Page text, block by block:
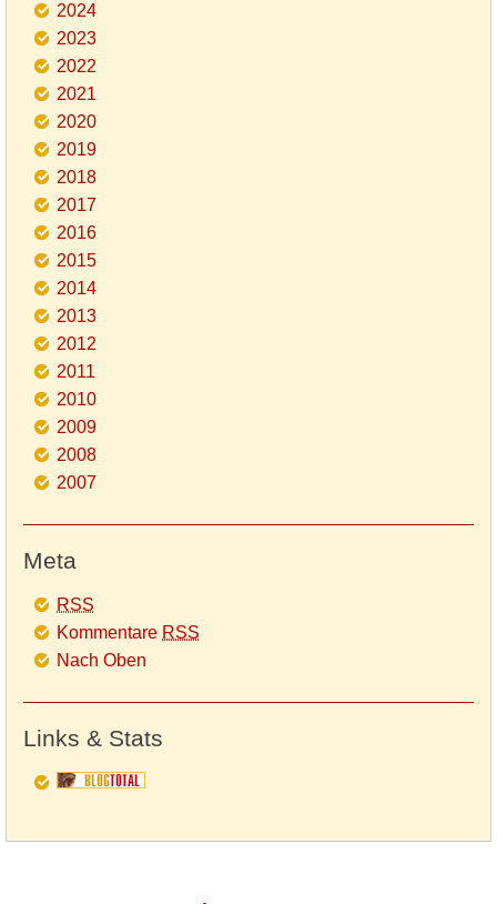
2024
2023
2022
2021
2020
2019
2018
2017
2016
2015
2014
2013
2012
2011
2010
2009
2008
2007
Meta
RSS
Kommentare RSS
Nach Oben
Links & Stats